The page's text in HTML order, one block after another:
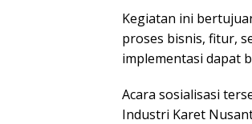
Kegiatan ini
proses bisnis, fitur,
implementasi dapat
Acara sosialisasi
Industri Karet